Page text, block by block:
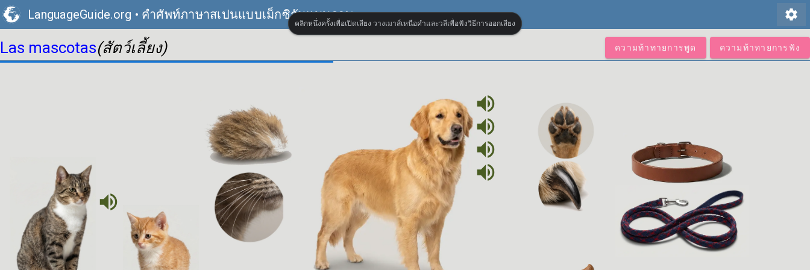
LanguageGuide.org • คำศัพท์ภาษาสเปนแบบเม็กซิกันแบบภาพ settings
Las mascotas(สัตว์เลี้ยง) ความท้าทายการพูด ความท้าทายการฟัง
คลิกหนึ่งครั้งเพื่อเปิดเสียง วางเมาส์เหนือคำและวลีเพื่อฟังวิธีการออกเสียง
volume_up
volume_up
volume_up
volume_up
volume_up